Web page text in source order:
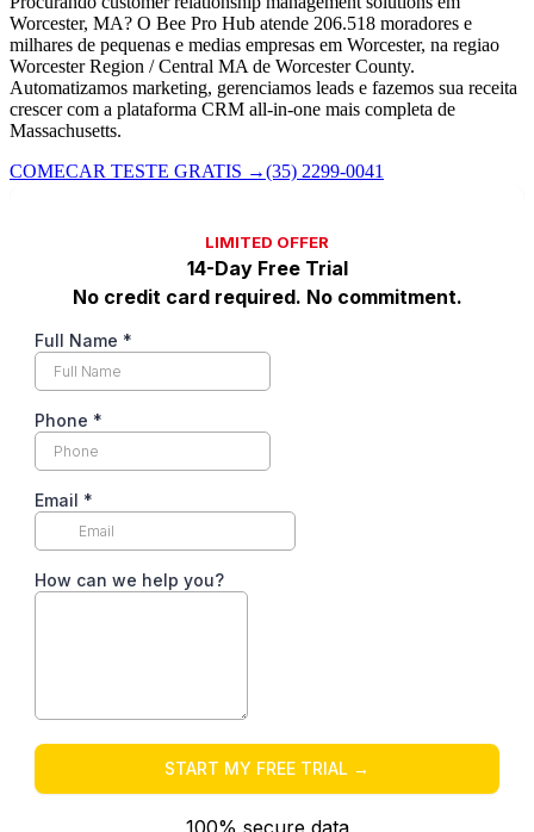
Worcester, MA? O Bee Pro Hub atende 206.518 moradores e
milhares de pequenas e medias empresas em Worcester, na regiao
Worcester Region / Central MA de Worcester County.
Automatizamos marketing, gerenciamos leads e fazemos sua receita
crescer com a plataforma CRM all-in-one mais completa de
Massachusetts.
COMECAR TESTE GRATIS →(35) 2299-0041